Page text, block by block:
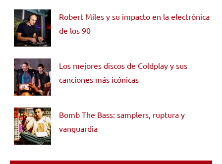
Robert Miles y su impacto en la electrónica
de los 90
Los mejores discos de Coldplay y sus
canciones más icónicas
Bomb The Bass: samplers, ruptura y
vanguardia